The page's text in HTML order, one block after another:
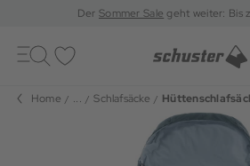
DerSommer Sale geht weiter: Bis
Toggle
navigation
Home ... Schlafsäcke